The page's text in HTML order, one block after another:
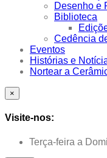
Desenho e
Biblioteca
Cedência
Eventos
Histórias e
Nortear a
×
Visite-nos:
Terça-feira a